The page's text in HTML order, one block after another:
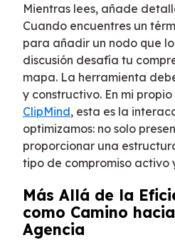
Mientras lees, añade
Cuando encuentres un
para añadir un nodo que
discusión desafía tu
mapa. La herramienta
y constructivo. En mi
ClipMind, esta es la
optimizamos: no solo
proporcionar una
tipo de compromiso activo
Más Allá de la
como Camino
Agencia